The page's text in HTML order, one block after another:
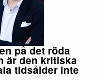
på det röda
är den kritiska
tidsålder inte